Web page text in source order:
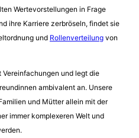
Wertevorstellungen in Frage
ihre Karriere zerbröseln, findet sie
und Rollenverteilung von
und legt die
ambivalent an. Unsere
und Mütter allein mit der
immer komplexeren Welt und